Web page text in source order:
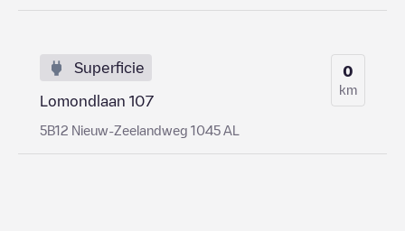
Superficie
Lomondlaan 107
5B12 Nieuw-Zeelandweg 1045 AL
0
km